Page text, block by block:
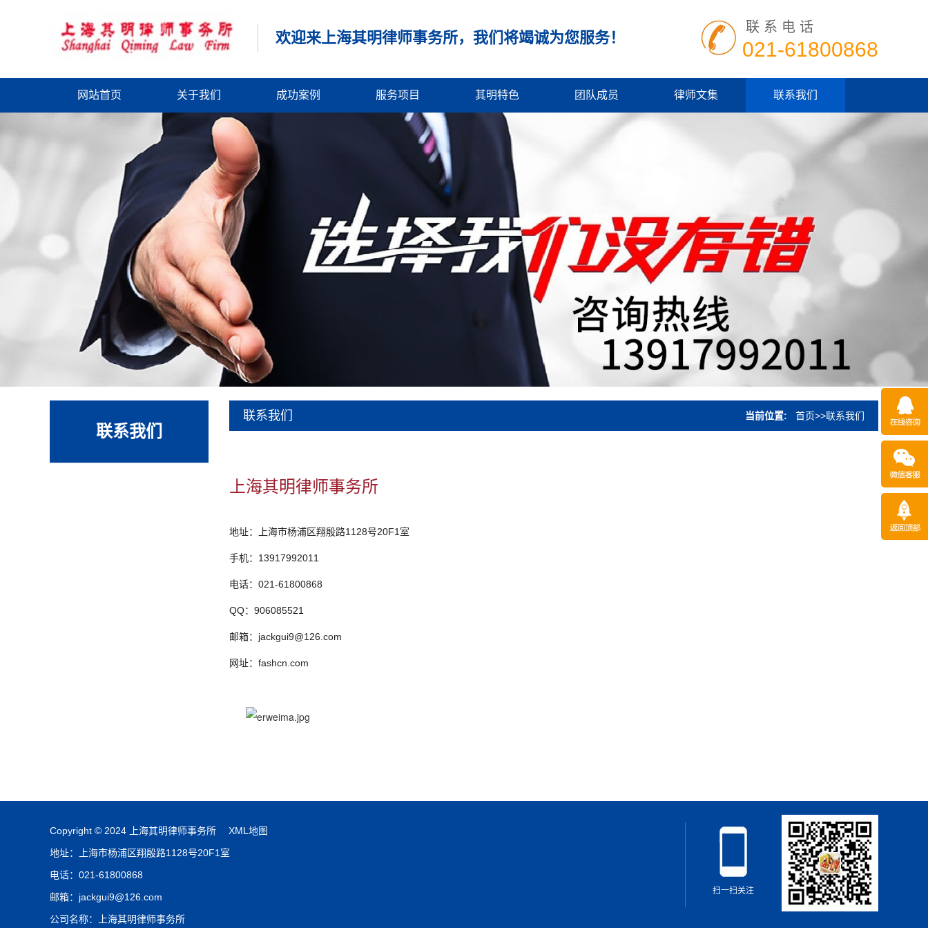
欢迎来上海其明律师事务所，我们将竭诚为您服务！
联系电话
021-61800868
网站首页 关于我们 成功案例 服务项目 其明特色 团队成员 律师文集 联系我们
联系我们
联系我们 当前位置: 首页>>联系我们
上海其明律师事务所
地址：上海市杨浦区翔殷路1128号20F1室
手机：13917992011
电话：021-61800868
QQ：906085521
邮箱：jackgui9@126.com
网址：fashcn.com
扫一扫关注
Copyright © 2024 上海其明律师事务所
XML地图
地址：上海市杨浦区翔殷路1128号20F1室
电话：021-61800868
邮箱：jackgui9@126.com
公司名称：上海其明律师事务所